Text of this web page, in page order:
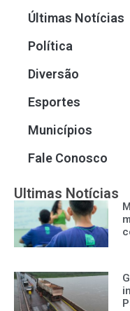
Últimas Notícias
Política
Diversão
Esportes
Municípios
Fale Conosco
Ultimas Notícias